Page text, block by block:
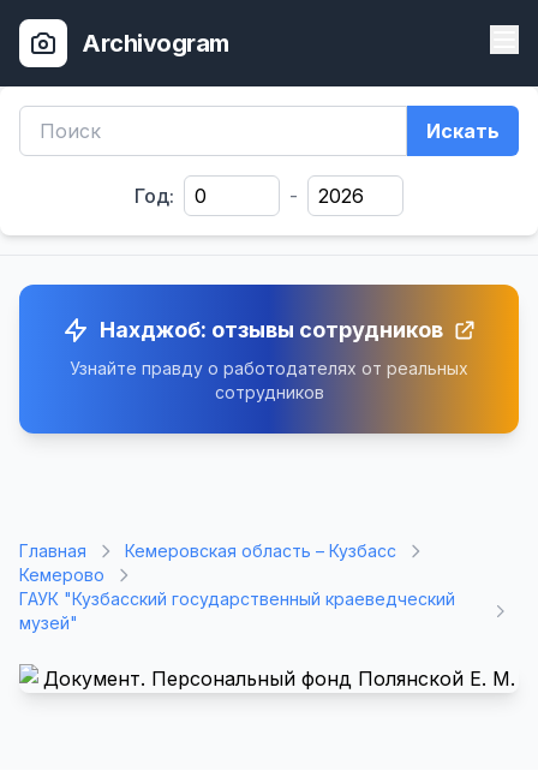
Archivogram
Искать
Год: -
Нахджоб: отзывы сотрудников
Узнайте правду о работодателях от реальных
сотрудников
Главная
Кемеровская область – Кузбасс
Кемерово
ГАУК "Кузбасский государственный краеведческий
музей"